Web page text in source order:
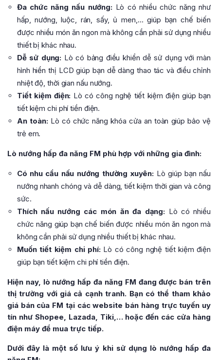
Đa chức năng nấu nướng: Lò có nhiều chức năng như
hấp, nướng, luộc, rán, sấy, ủ men,… giúp bạn chế biến
được nhiều món ăn ngon mà không cần phải sử dụng nhiều
thiết bị khác nhau.
Dễ sử dụng: Lò có bảng điều khiển dễ sử dụng với màn
hình hiển thị LCD giúp bạn dễ dàng thao tác và điều chỉnh
nhiệt độ, thời gian nấu nướng.
Tiết kiệm điện: Lò có công nghệ tiết kiệm điện giúp bạn
tiết kiệm chi phí tiền điện.
An toàn:Lò có chức năng khóa cửa an toàn giúp bảo vệ
trẻ em.
Lò nướng hấp đa năng FM phù hợp với những gia đình:
Có nhu cầu nấu nướng thường xuyên: Lò giúp bạn nấu
nướng nhanh chóng và dễ dàng, tiết kiệm thời gian và công
sức.
Thích nấu nướng các món ăn đa dạng: Lò có nhiều
chức năng giúp bạn chế biến được nhiều món ăn ngon mà
không cần phải sử dụng nhiều thiết bị khác nhau.
Muốn tiết kiệm chi phí:Lò có công nghệ tiết kiệm điện
giúp bạn tiết kiệm chi phí tiền điện.
Hiện nay, lò nướng hấp đa năng FM đang được bán trên
thị trường với giá cả cạnh tranh. Bạn có thể tham khảo
giá bán của FM tại các website bán hàng trực tuyến uy
tín như Shopee, Lazada, Tiki,… hoặc đến các cửa hàng
điện máy để mua trực tiếp.
Dưới đây là một số lưu ý khi sử dụng lò nướng hấp đa